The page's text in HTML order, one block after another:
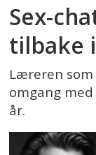
Sex-
tilbake
Læreren
omgang
år.